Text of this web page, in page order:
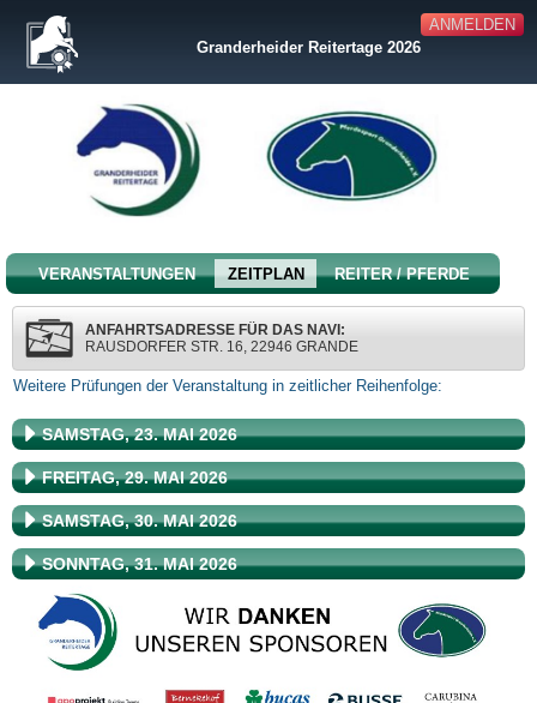
ANMELDEN
Granderheider Reitertage 2026
VERANSTALTUNGEN ZEITPLAN REITER / PFERDE
ANFAHRTSADRESSE FÜR DAS NAVI:
RAUSDORFER STR. 16, 22946 GRANDE
Weitere Prüfungen der Veranstaltung in zeitlicher Reihenfolge:
SAMSTAG, 23. MAI 2026
FREITAG, 29. MAI 2026
SAMSTAG, 30. MAI 2026
SONNTAG, 31. MAI 2026